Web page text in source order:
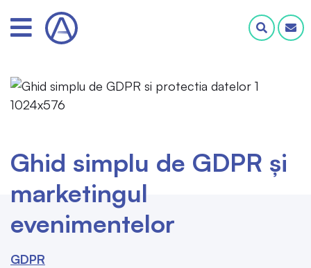
Ghid simplu de GDPR și
marketingul
evenimentelor
GDPR